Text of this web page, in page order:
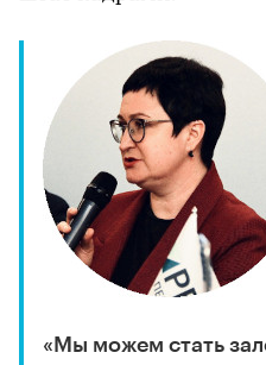
«Мы можем стать